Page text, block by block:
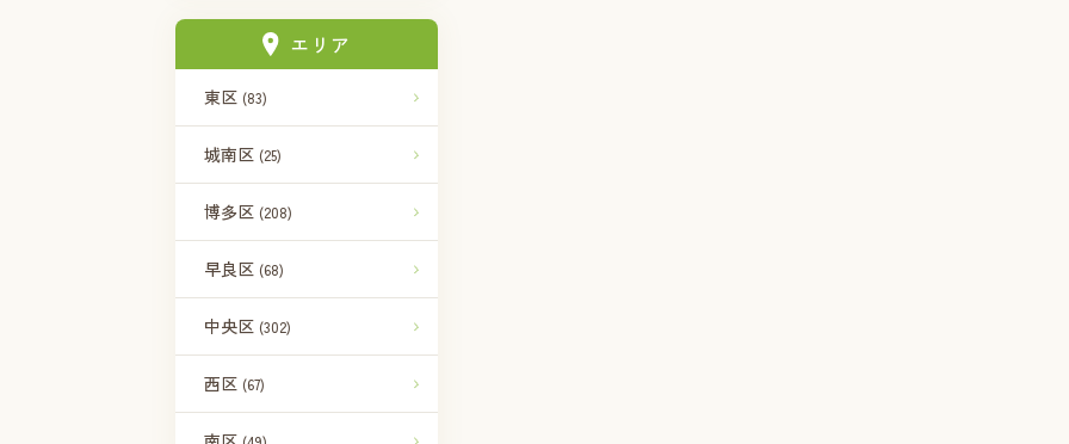
エリア
東区 (83)
城南区 (25)
博多区 (208)
早良区 (68)
中央区 (302)
西区 (67)